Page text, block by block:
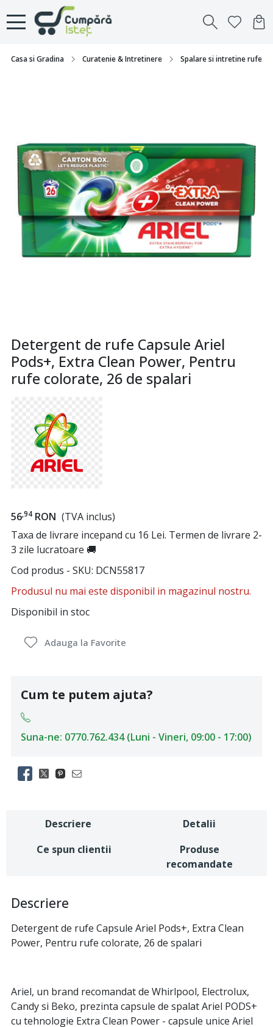
Casa si Gradina Curatenie & Intretinere Spalare si intretine rufe
Detergent de rufe Capsule Ariel
Pods+, Extra Clean Power, Pentru
rufe colorate, 26 de spalari
56,94 RON (TVA inclus)
Taxa de livrare incepand cu 16 Lei. Termen de livrare 2-
3 zile lucratoare 🚚
Cod produs - SKU DCN55817
Produsul nu mai este disponibil in magazinul nostru.
Disponibil in stoc
Adauga la Favorite
Cum te putem ajuta?
Suna-ne: 0770.762.434 (Luni - Vineri, 09:00 - 17:00)
Descriere
Detalii
Ce spun clientii
Produse
recomandate
Descriere
Detergent de rufe Capsule Ariel Pods+, Extra Clean
Power, Pentru rufe colorate, 26 de spalari
Ariel, un brand recomandat de Whirlpool, Electrolux,
Candy si Beko, prezinta capsule de spalat Ariel PODS+
cu tehnologie Extra Clean Power - capsule unice Ariel